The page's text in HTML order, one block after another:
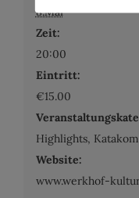
8.Mai
Zeit:
20:00
Eintritt:
€15.00
Highlights,
Website:
www.werkhof-